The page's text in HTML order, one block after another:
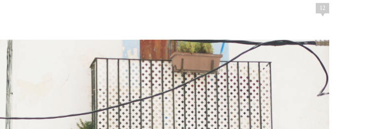
12